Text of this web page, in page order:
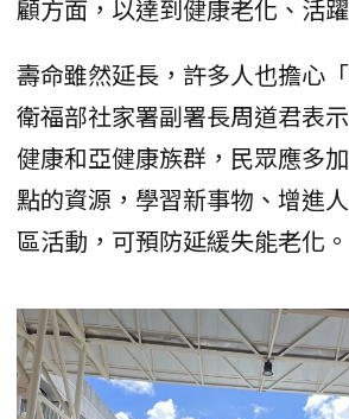
顧方面，以達到健康老化、活
壽命雖然延長，許多人也擔心
衛福部社家署副署長周道君表
健康和亞健康族群，民眾應多
點的資源，學習新事物、增進
區活動，可預防延緩失能老化。